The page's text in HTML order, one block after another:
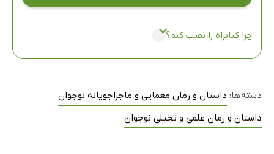
چرا کتابراه را نصب کنم؟
دسته‌ها: داستان و رمان معمایی و ماجراجویانه نوجوان
داستان و رمان علمی و تخیلی نوجوان